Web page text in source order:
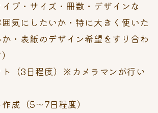
イプ・サイズ・冊数・デザインな
気にしたいか・特に大きく使いた
・表紙のデザイン希望をすり合わ
（3日程度）※カメラマンが行い
成（5～7日程度）